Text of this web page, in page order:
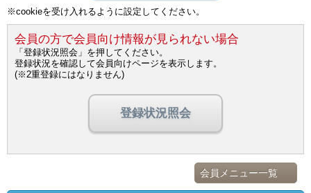
※cookieを受け入れるように設定してください。
会員の方で会員向け情報が見られない場合
「登録状況照会」を押してください。
登録状況を確認して会員向けページを表示します。
(※2重登録にはなりません)
登録状況照会
会員メニュー一覧